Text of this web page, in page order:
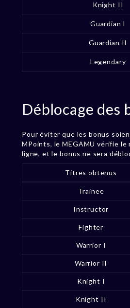
Knight II
Guardian I
Guardian II
Legendary
Déblocage des
Pour éviter que les bonus
MPoints, le MEGAMU vérifie
ligne, et le bonus ne sera
Titres obtenus
Trainee
Instructor
Fighter
Warrior I
Warrior II
Knight I
Knight II